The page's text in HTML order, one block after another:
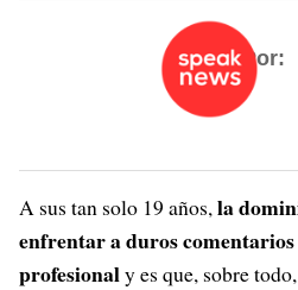
Por:
A sus tan solo 19 años,la
enfrentar a duros
profesionaly es que, sobre